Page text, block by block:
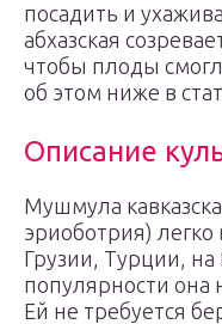
посадить и
абхазская
чтобы плоды
об этом ниже в
Описание
Мушмула
эриоботрия)
Грузии, Турции, на
популярности она
Ей не требуется